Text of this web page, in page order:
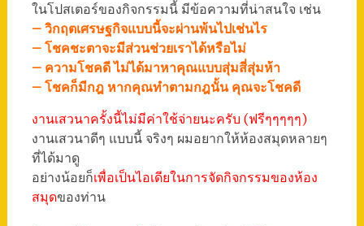
ในโปสเตอร์ของกิจกรรมนี้ มีข้อความที่น่าสนใจ เช่น
– วิกฤตเศรษฐกิจแบบนี้จะผ่านพ้นไปเช่นไร
– โชคชะตาจะมีส่วนช่วยเราได้หรือไม่
– ความโชคดี ไม่ได้มาหาคุณแบบสุ่มสี่สุ่มห้า
– โชคก็มีกฎ หากคุณทำตามกฎนั้น คุณจะโชคดี
งานเสวนาครั้งนี้ไม่มีค่าใช้จ่ายนะครับ (ฟรีๆๆๆๆๆ)
งานเสวนาดีๆ แบบนี้ จริงๆ ผมอยากให้ห้องสมุดหลายๆ
ที่ได้มาดู
อย่างน้อยก็เพื่อเป็นไอเดียในการจัดกิจกรรมของห้อง
สมุดของท่าน